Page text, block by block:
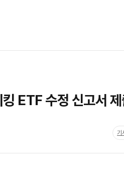
ETF 수정 신고서
기